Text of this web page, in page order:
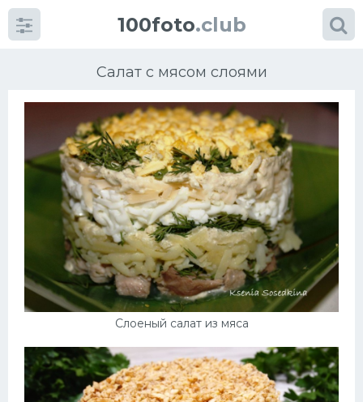
100foto.club
Салат с мясом слоями
Слоеный салат из мяса
Категориикартинок
Мясные блюда
Печенье
Выпечка
Десерт